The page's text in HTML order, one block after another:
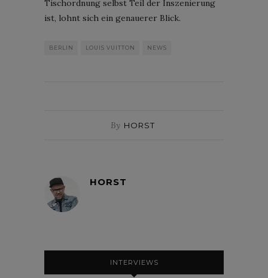
Tischordnung selbst Teil der Inszenierung
ist, lohnt sich ein genauerer Blick.
BERLIN LOUIS VUITTON NEWS
By HORST
HORST
INTERVIEWS